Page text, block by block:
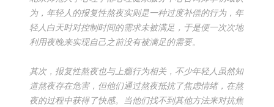
为，年轻人的报复性熬夜实则是一种过度补偿的行为，年
轻人白天时对控制时间的需求未被满足，于是便一次次地
利用夜晚来实现自己之前没有被满足的需要。
其次，报复性熬夜也与上瘾行为相关，不少年轻人虽然知
道熬夜存在危害，但他们通过熬夜抵抗了焦虑情绪，在熬
夜的过程中获得了快感。当他们找不到其他方法来对抗焦